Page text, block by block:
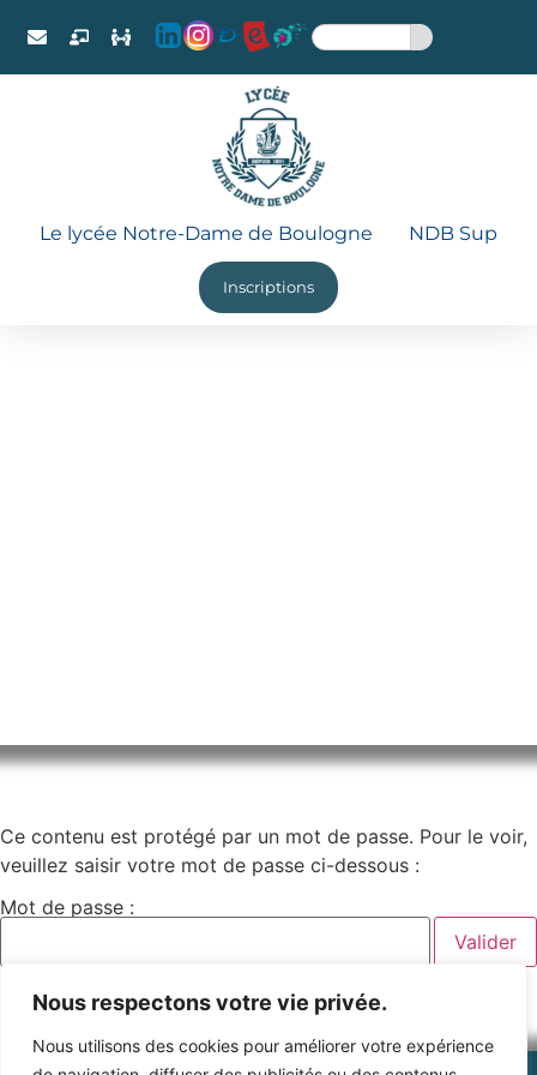
Nous respectons votre vie privée.
Nous utilisons des cookies pour améliorer votre expérience
Le lycée Notre-Dame de Boulogne NDB Sup
Inscriptions
Ce contenu est protégé par un mot de passe. Pour le voir,
veuillez saisir votre mot de passe ci-dessous :
Mot de passe :